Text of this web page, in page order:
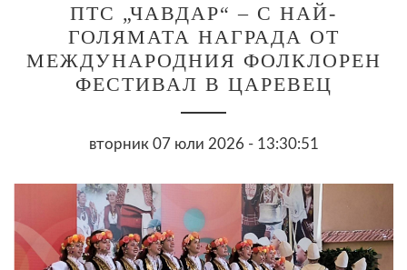
ПТС „ЧАВДАР“ – С НАЙ-
ГОЛЯМАТА НАГРАДА ОТ
МЕЖДУНАРОДНИЯ ФОЛКЛОРЕН
ФЕСТИВАЛ В ЦАРЕВЕЦ
вторник 07 юли 2026 - 13:30:51